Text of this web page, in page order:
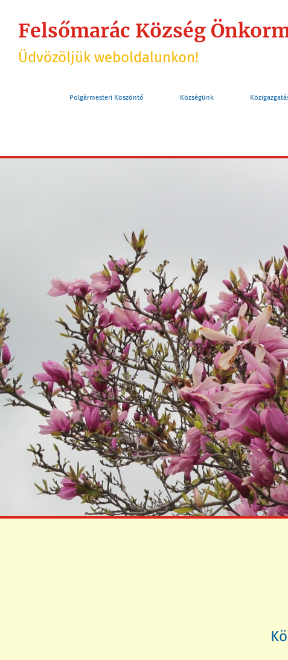
Felsőmarác Község
Üdvözöljük weboldalunkon!
Polgármesteri Köszöntő Községünk